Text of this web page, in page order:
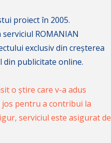
proiect în 2005.
ROMANIAN
exclusiv din creșterea
din publicitate online.
o știre care v-a adus
jos pentru a contribui la
serviciul este asigurat de